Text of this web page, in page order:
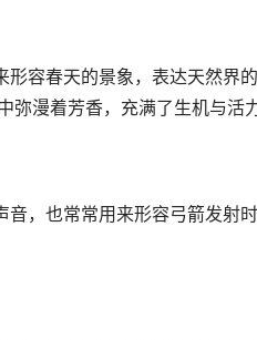
形容春天的景象，表达天然界
漫着芳香，充满了生机与活力
音，也常常用来形容弓箭发射